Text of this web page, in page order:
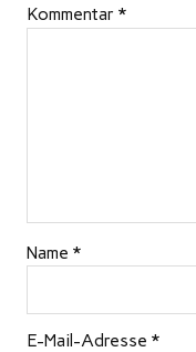
Kommentar *
Name *
E-Mail-Adresse *